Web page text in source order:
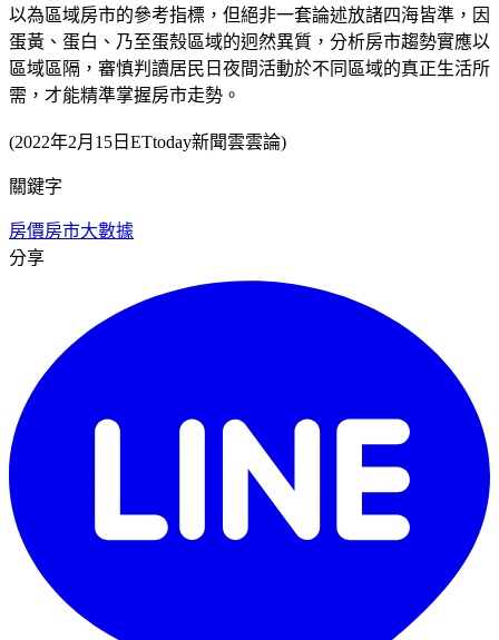
以為區域房市的參考指標，但絕非一套論述放諸四海皆準，因
蛋黃、蛋白、乃至蛋殼區域的迥然異質，分析房市趨勢實應以
區域區隔，審慎判讀居民日夜間活動於不同區域的真正生活所
需，才能精準掌握房市走勢。
(2022年2月15日ETtoday新聞雲雲論)
關鍵字
房價房市大數據
分享